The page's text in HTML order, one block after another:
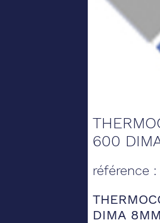
600
référence
DIMA